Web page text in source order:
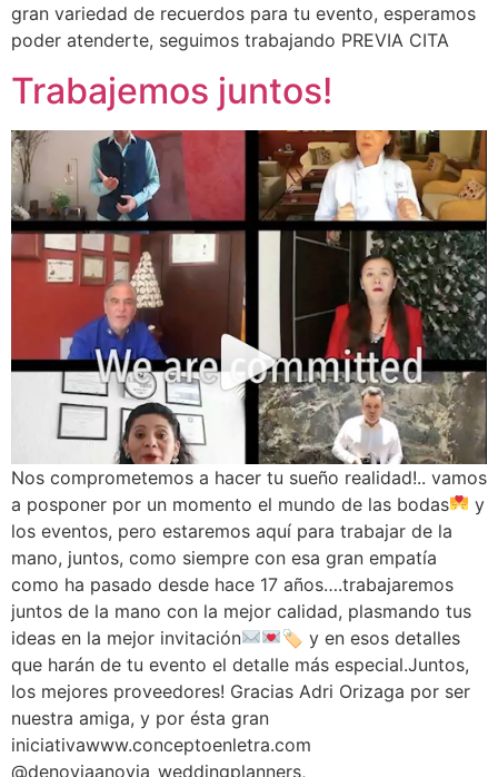
gran variedad de recuerdos para tu evento, esperamos
poder atenderte, seguimos trabajando PREVIA CITA
Trabajemos juntos!
Nos comprometemos a hacer tu sueño realidad!.. vamos
a posponer por un momento el mundo de las bodas
y
los eventos, pero estaremos aquí para trabajar de la
mano, juntos, como siempre con esa gran empatía
como ha pasado desde hace 17 años….trabajaremos
juntos de la mano con la mejor calidad, plasmando tus
ideas en la mejor invitación
🏷 y en esos detalles
que harán de tu evento el detalle más especial.Juntos,
los mejores proveedores! Gracias Adri Orizaga por ser
nuestra amiga, y por ésta gran
iniciativawww.conceptoenletra.com
@denoviaanovia_weddingplanners,